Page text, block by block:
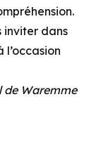
inviter dans
l’occasion
de Waremme